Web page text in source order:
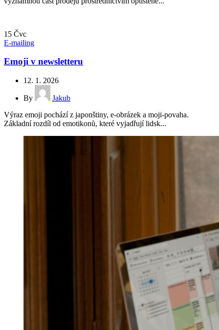
15 Čvc
E-mailing
Emoji v newsletteru
12. 1. 2026
By
Jakub
Výraz emoji pochází z japonštiny, e-obrázek a moji-povaha.
Základní rozdíl od emotikonů, které vyjadřují lidsk...